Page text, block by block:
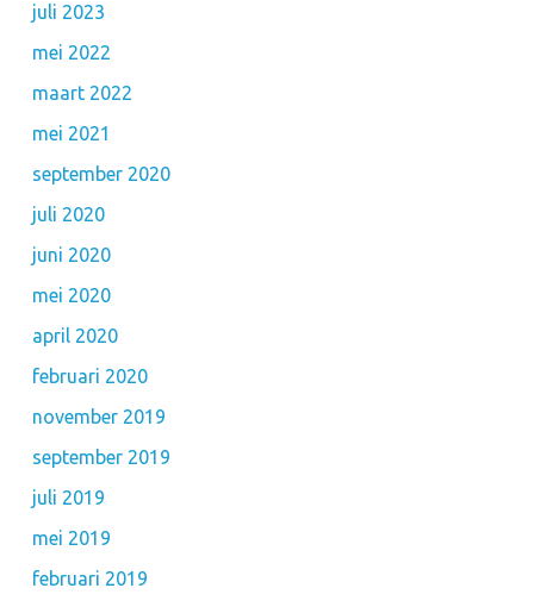
juli 2023
mei 2022
maart 2022
mei 2021
september 2020
juli 2020
juni 2020
mei 2020
april 2020
februari 2020
november 2019
september 2019
juli 2019
mei 2019
februari 2019